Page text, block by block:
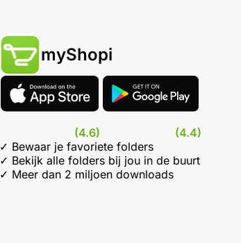
myShopi
(4.6)
(4.4)
✓ Bewaar je favoriete folders
✓ Bekijk alle folders bij jou in de buurt
✓ Meer dan 2 miljoen downloads